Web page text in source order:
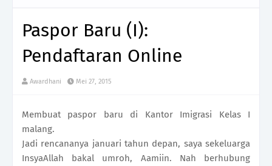
Paspor Baru (I):
Pendaftaran Online
Awardhani Mei 27, 2015
Membuat paspor baru di Kantor Imigrasi Kelas I
malang.
Jadi rencananya januari tahun depan, saya sekeluarga
InsyaAllah bakal umroh, Aamiin. Nah berhubung